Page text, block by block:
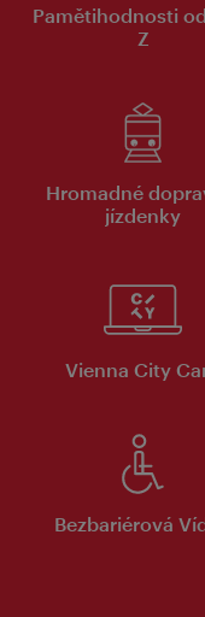
Pamětihodnosti
Z
Hromadné
jízdenky
Vienna City
Bezbariérová